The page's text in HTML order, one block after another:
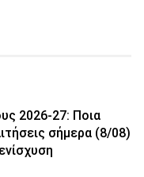
2026-27: Ποια
σήμερα (8/08)